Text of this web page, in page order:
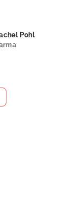
Pohl